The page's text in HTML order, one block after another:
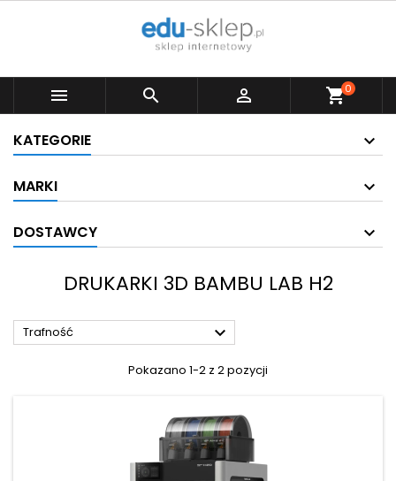
   shopping_cart0
KATEGORIE
MARKI
DOSTAWCY
DRUKARKI 3D BAMBU LAB H2
Trafność 
Pokazano 1-2 z 2 pozycji